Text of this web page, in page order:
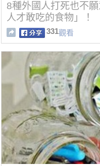
8種外國人打死也不
人才敢吃的食物」！
331觀看